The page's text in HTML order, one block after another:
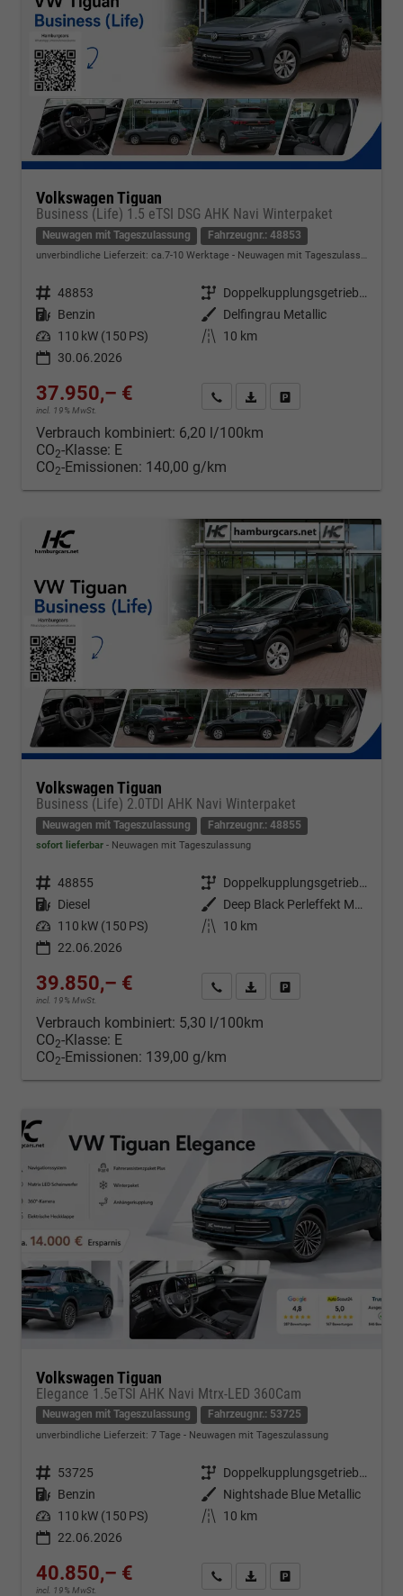
Volkswagen Tiguan
Business (Life) 1.5 eTSI DSG AHK Navi Winterpaket
Neuwagen mit Tageszulassung Fahrzeugnr.: 48853
unverbindliche Lieferzeit: ca.7-10 Werktage Neuwagen mit Tageszulassung
Fahrzeugnr. 48853 Getriebe
Doppelkupplungsgetriebe (DSG)
Kraftstoff Benzin Außenfarbe
Delfingrau Metallic
Leistung 110 kW (150 PS) Kilometerstand
10 km
30.06.2026
37.950,– €
incl. 19% MwSt.
Kontakt & Angebot anfordern
PDF-Datei, Fahrzeugexposé
Verbrauch kombiniert: 6,20 l/100km
CO2-Klasse: E
CO2-Emissionen: 140,00 g/km
Volkswagen Tiguan
Business (Life) 2.0TDI AHK Navi Winterpaket
Neuwagen mit Tageszulassung Fahrzeugnr.: 48855
sofort lieferbar Neuwagen mit Tageszulassung
Fahrzeugnr. 48855 Getriebe
Doppelkupplungsgetriebe (DSG)
Kraftstoff Diesel Außenfarbe
Deep Black Perleffekt Metallic
Leistung 110 kW (150 PS) Kilometerstand
10 km
22.06.2026
39.850,– €
incl. 19% MwSt.
Kontakt & Angebot anfordern
PDF-Datei, Fahrzeugexposé
Verbrauch kombiniert: 5,30 l/100km
CO2-Klasse: E
CO2-Emissionen: 139,00 g/km
Volkswagen Tiguan
Elegance 1.5eTSI AHK Navi Mtrx-LED 360Cam
Neuwagen mit Tageszulassung Fahrzeugnr.: 53725
unverbindliche Lieferzeit: 7 Tage Neuwagen mit Tageszulassung
Fahrzeugnr. 53725 Getriebe
Doppelkupplungsgetriebe (DSG)
Kraftstoff Benzin Außenfarbe Nightshade Blue Metallic
Leistung 110 kW (150 PS) Kilometerstand
10 km
22.06.2026
40.850,– €
incl. 19% MwSt.
Kontakt & Angebot anfordern
PDF-Datei, Fahrzeugexposé